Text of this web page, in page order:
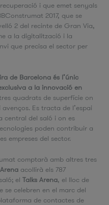
i que emet senyals
2017, que se
2 del recinte de Gran Via,
a la digitalització i la
que precisa el sector per
de Barcelona és l’únic
a la innovació en
quadrats de superfície on
Es tracta de l’espai
central del saló i on es
poden contribuir a
empreses del sector.
comptarà amb altres tres
acollirà els 787
elTalks Arena, el lloc de
se celebren en el marc del
de contactes de